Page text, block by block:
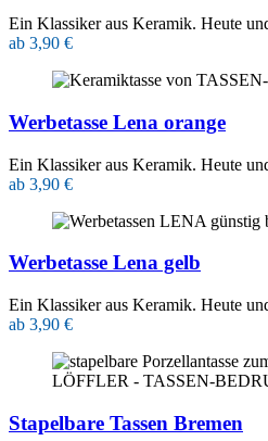
Ein Klassiker aus Keramik. Heute
ab 3,90 €
Werbetasse Lena orange
Ein Klassiker aus Keramik. Heute
ab 3,90 €
Werbetasse Lena gelb
Ein Klassiker aus Keramik. Heute
ab 3,90 €
Stapelbare Tassen Bremen